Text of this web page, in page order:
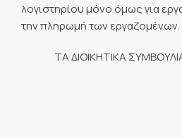
λογιστηρίου μόνο όμως για
την πληρωμή των εργαζομένων.
ΤΑ ΔΙΟΙΚΗΤΙΚΑ